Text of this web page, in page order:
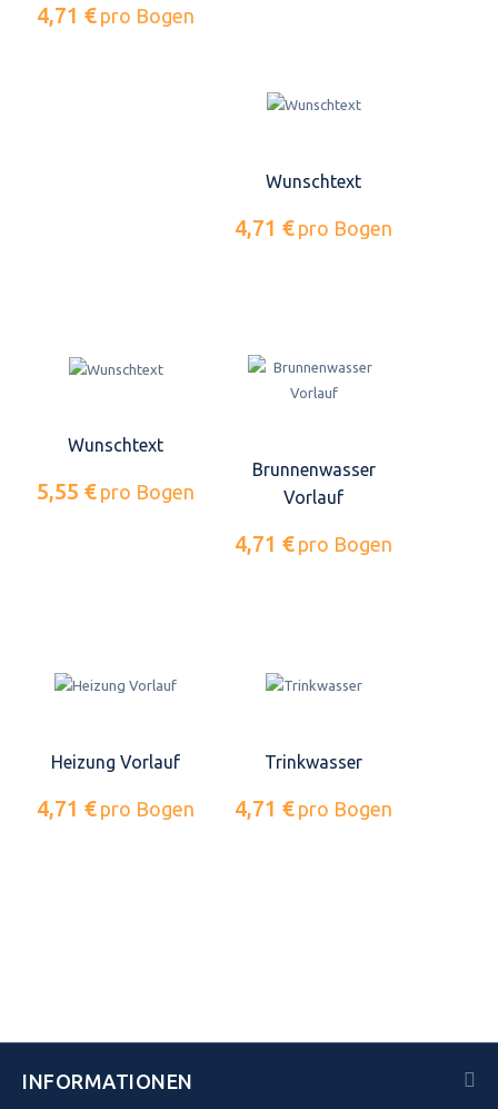
4,71 € pro Bogen
Wunschtext
4,71 € pro Bogen
Wunschtext
5,55 € pro Bogen
Brunnenwasser
Vorlauf
4,71 € pro Bogen
Heizung Vorlauf
4,71 € pro Bogen
Trinkwasser
4,71 € pro Bogen
INFORMATIONEN